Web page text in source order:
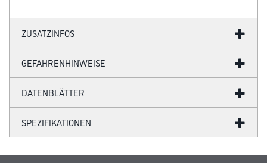
ZUSATZINFOS
GEFAHRENHINWEISE
DATENBLÄTTER
SPEZIFIKATIONEN